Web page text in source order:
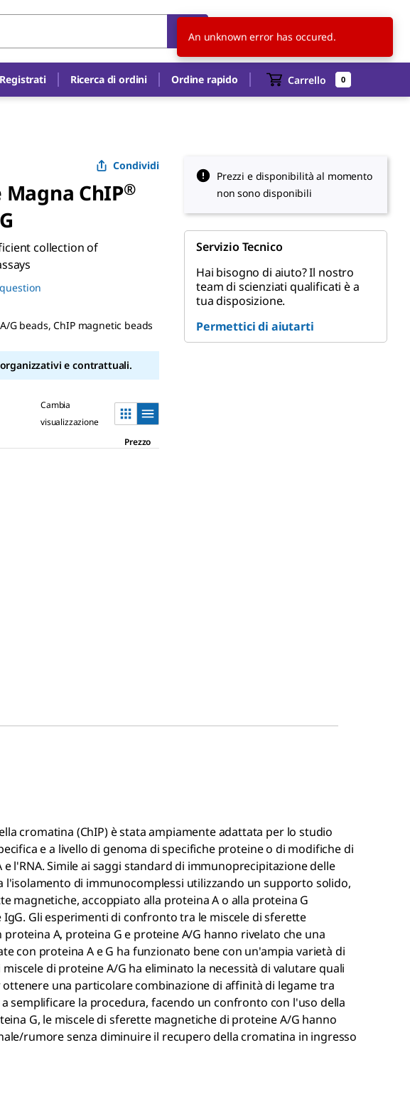
IT
Ricerca di ordini Ordine rapido Carrello 0
Condividi
ChIP®
collection of
G beads, ChIP magnetic beads
e contrattuali.
Cambia
visualizzazione
Prezzo
Prezzi e disponibilità al momento
non sono disponibili
Servizio Tecnico
Hai bisogno di aiuto? Il nostro
team di scienziati qualificati è a
tua disposizione.
Permettici di aiutarti
cromatina (ChIP) è stata ampiamente adattata per lo studio
e a livello di genoma di specifiche proteine o di modifiche di
l'RNA. Simile ai saggi standard di immunoprecipitazione delle
l'isolamento di immunocomplessi utilizzando un supporto solido,
magnetiche, accoppiato alla proteina A o alla proteina G
Gli esperimenti di confronto tra le miscele di sferette
A, proteina G e proteine A/G hanno rivelato che una
con proteina A e G ha funzionato bene con un'ampia varietà di
di proteine A/G ha eliminato la necessità di valutare quali
una particolare combinazione di affinità di legame tra
semplificare la procedura, facendo un confronto con l'uso della
G, le miscele di sferette magnetiche di proteine A/G hanno
rumore senza diminuire il recupero della cromatina in ingresso
An unknown error has occured.